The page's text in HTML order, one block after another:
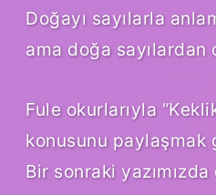
Doğayı sayılarla
ama doğa sayılardan
Fule okurlarıyla
konusunu paylaşmak
Bir sonraki